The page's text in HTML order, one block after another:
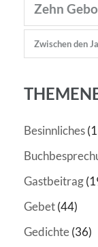
Zehn
Zwischen den
Besinnliches
Gastbeitrag
Gebet(44)
Gedichte(36)